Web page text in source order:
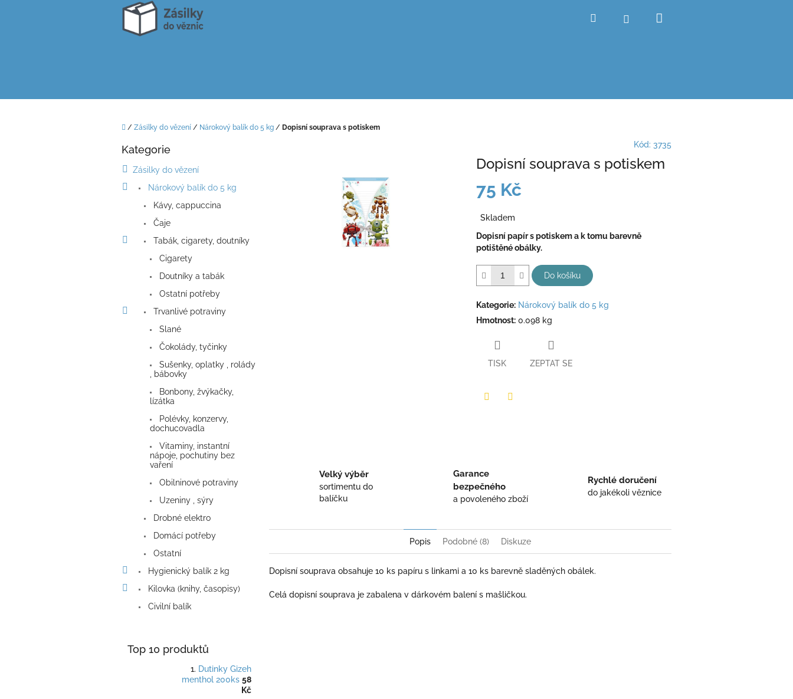
Hledat Přihlášení
Domů
/ Zásilky do vězení / Nárokový balík do 5 kg / Dopisní souprava s potiskem
Přeskočit
Kategorie
Zásilky do vězení
Nárokový balík do 5 kg
Kávy, cappuccina
Čaje
Tabák, cigarety, doutníky
Cigarety
Doutníky a tabák
Ostatní potřeby
Trvanlivé potraviny
Slané
Čokolády, tyčinky
Sušenky, oplatky , rolády
, bábovky
Bonbony, žvýkačky,
lízátka
Polévky, konzervy,
dochucovadla
Vitaminy, instantní
nápoje, pochutiny bez
vaření
Obilninové potraviny
Uzeniny , sýry
Drobné elektro
Domácí potřeby
Ostatní
Hygienický balík 2 kg
Kilovka (knihy, časopisy)
Civilní balík
Top 10 produktů
Dutinky Gizeh
menthol 200ks 58
Kč
Kód: 3735
Dopisní souprava s potiskem
75 Kč
cena:
Skladem
Dopisní papír s potiskem a k tomu barevně
potištěné obálky.
Do košíku
Kategorie: Nárokový balík do 5 kg
Hmotnost: 0.098 kg
TISK ZEPTAT SE
Velký výběr
sortimentu do
balíčku
Garance
bezpečného
a povoleného zboží
Rychlé doručení
do jakékoli věznice
Popis Podobné (8) Diskuze
Dopisní souprava obsahuje 10 ks papíru s linkami a 10 ks barevně sladěných obálek.
Celá dopisní souprava je zabalena v dárkovém balení s mašličkou.